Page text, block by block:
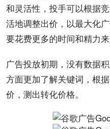
和灵活性，投手可以根据
活地调整出价，以最大化
要花费更多的时间和精力来
广告投放初期，没有数据
方面更加了解关键词，根
价，测出转化价格。